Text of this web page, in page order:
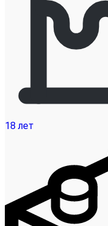
18 лет